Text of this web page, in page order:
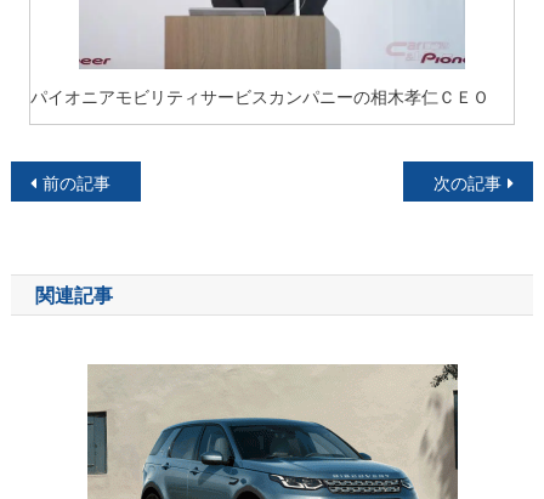
パイオニアモビリティサービスカンパニーの相木孝仁ＣＥＯ
投
ナ
ビ
前の記事 次の記事
関連記事